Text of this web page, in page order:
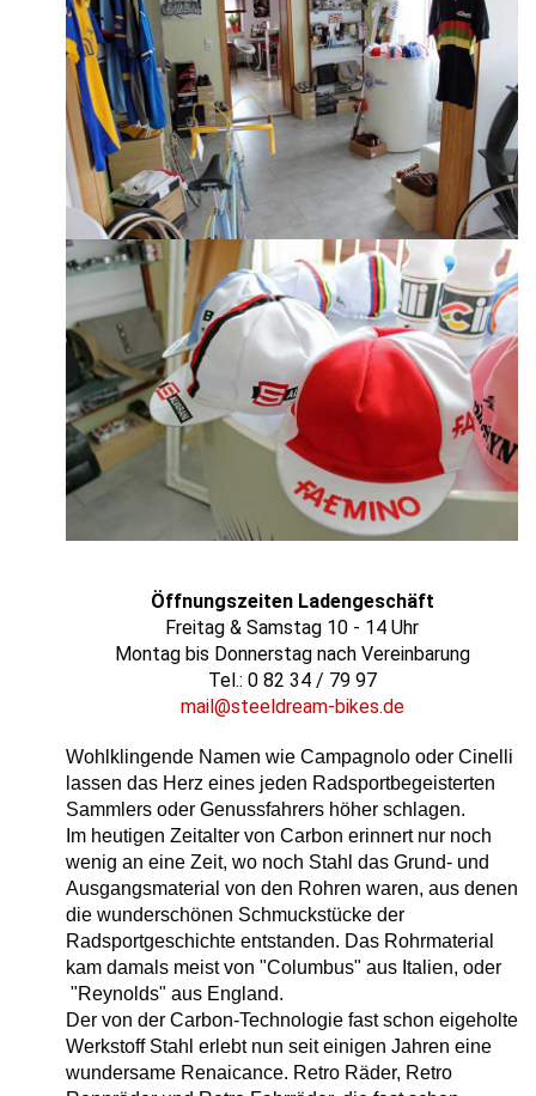
Öffnungszeiten Ladengeschäft
Freitag & Samstag 10 - 14 Uhr
Montag bis Donnerstag nach Vereinbarung
Tel.: 0 82 34 / 79 97
mail@steeldream-bikes.de
Wohlklingende Namen wie Campagnolo oder Cinelli
lassen das Herz eines jeden Radsportbegeisterten
Sammlers oder Genussfahrers höher schlagen.
Im heutigen Zeitalter von Carbon erinnert nur noch
wenig an eine Zeit, wo noch Stahl das Grund- und
Ausgangsmaterial von den Rohren waren, aus denen
die wunderschönen Schmuckstücke der
Radsportgeschichte entstanden. Das Rohrmaterial
kam damals meist von "Columbus" aus Italien, oder
"Reynolds" aus England.
Der von der Carbon-Technologie fast schon eigeholte
Werkstoff Stahl erlebt nun seit einigen Jahren eine
wundersame Renaicance. Retro Räder, Retro